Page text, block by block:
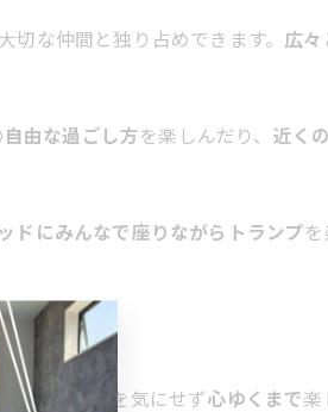
な仲間と独り占めできます。 広
自由な過ごし方を楽しんだり、 近く
ドにみんなで座りながらトランプ
スも、時間を気にせず心ゆくまで楽